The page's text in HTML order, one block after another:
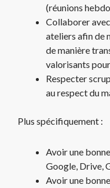
(réunions
Collaborer
ateliers afin de
de manière
valorisants
Respecter
au respect du
Plus spécifiquement :
Avoir une
Google, Drive,
Avoir une